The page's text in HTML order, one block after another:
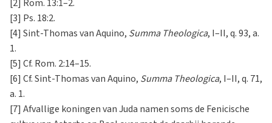
[2] Rom. 13:1–2.
[3] Ps. 18:2.
[4] Sint-Thomas van Aquino, Summa Theologica, I–II, q. 93, a.
1.
[5] Cf. Rom. 2:14–15.
[6] Cf. Sint-Thomas van Aquino, Summa Theologica, I–II, q. 71,
a. 1.
[7] Afvallige koningen van Juda namen soms de Fenicische